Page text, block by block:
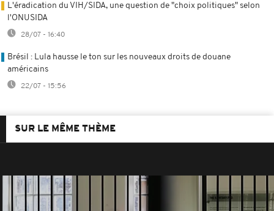
L'éradication du VIH/SIDA, une question de "choix politiques" selon
l'ONUSIDA
28/07 - 16:40
Brésil : Lula hausse le ton sur les nouveaux droits de douane
américains
22/07 - 15:56
SUR LE MÊME THÈME